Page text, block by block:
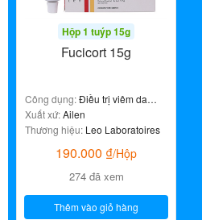
Hộp 1 tuýp 15g
Fucicort 15g
Công dụng:Điều trị viêm da
nhiễm khuẩn
Xuất xứ:Ailen
Thương hiệu: Leo Laboratoires
190.000 ₫/Hộp
274 đã xem
Thêm vào giỏ hàng